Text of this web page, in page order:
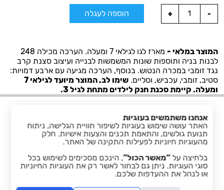
הוספה לעגלה
המוצר במלאי -
מארז לגו לגילאי 7 ומעלה. הערכה מכילה 248
לבנות בניה ותוספות שונות המשמשות לבנייה ועיצוב סצנת קרב
נגד זומבי במכרה הנטוש. בנוסף, הערכה מגיעה עם ארבע דמויות:
סטיב, זומבי, עכביש, וסליים.
שימו לב, המוצר מיועד לגילאי 7
ומעלה. קיימת סכנת חנק לילדים מתחת לגיל 3.
facebook
אנחנו משתמשים בעוגיות
האתר עושה שימוש בעוגיות לשיפור חוויית הגלישה, ניתוח
תנועת גולשים, והתאמת תכנים והצעות אישיות. חלק
מהעוגיות חיוניות לפעילות התקינה של האתר.
בלחיצה על“מאשר הכול”, הינכם מסכימים לשימוש בכל
סוגי העוגיות. ניתן גם לבחור לאשר רק את העוגיות החיוניות
או לנהל את ההעדפות שלכם.